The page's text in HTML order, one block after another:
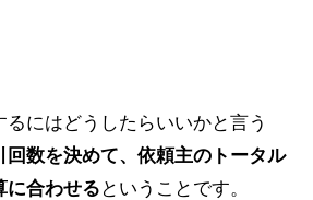
にはどうしたらいいかと言う
回数を決めて、依頼主のトータル
に合わせる ということです。